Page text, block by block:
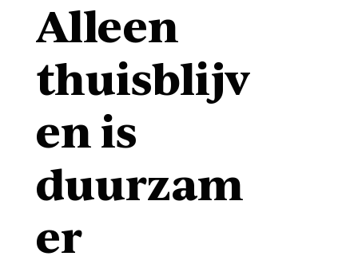
Alleen
thuisblijv
en is
duurzam
er